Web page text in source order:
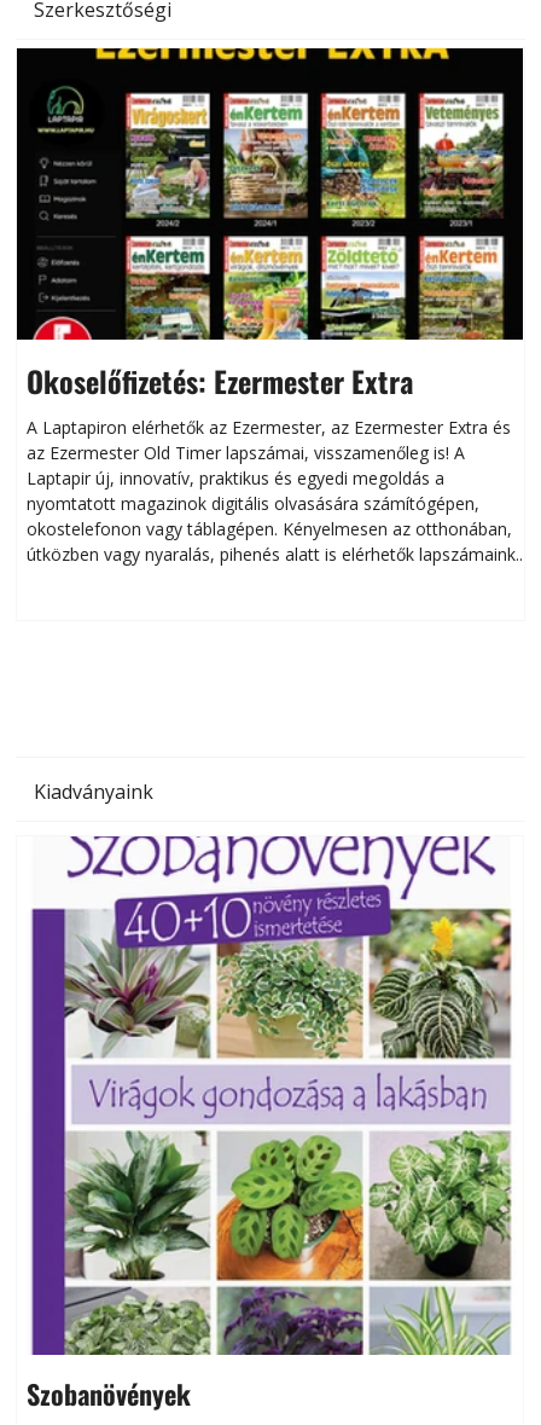
Szerkesztőségi
Okoselőfizetés: Ezermester Extra
A Laptapiron elérhetők az Ezermester, az Ezermester Extra és
az Ezermester Old Timer lapszámai, visszamenőleg is! A
Laptapir új, innovatív, praktikus és egyedi megoldás a
nyomtatott magazinok digitális olvasására számítógépen,
okostelefonon vagy táblagépen. Kényelmesen az otthonában,
útközben vagy nyaralás, pihenés alatt is elérhetők lapszámaink.
Kiadványaink
Szobanövények